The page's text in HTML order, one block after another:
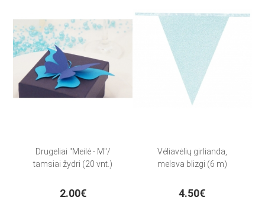
Drugeliai "Meilė - M"/
tamsiai žydri (20 vnt.)
2.00€
Vėliavėlių girlianda,
melsva blizgi (6 m)
4.50€